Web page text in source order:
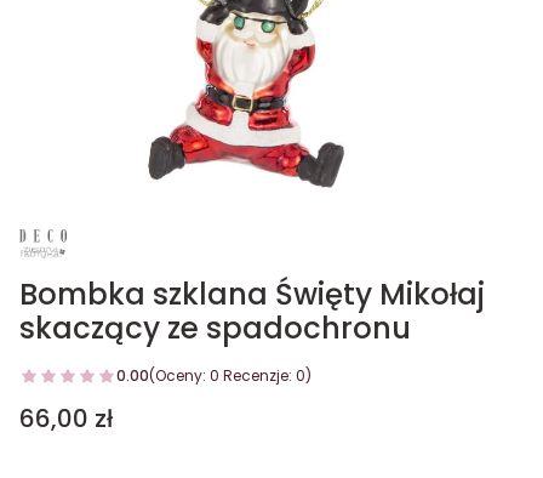
Bombka szklana Święty Mikołaj
skaczący ze spadochronu
0.00(Oceny: 0 Recenzje: 0)
Cena
66,00 zł